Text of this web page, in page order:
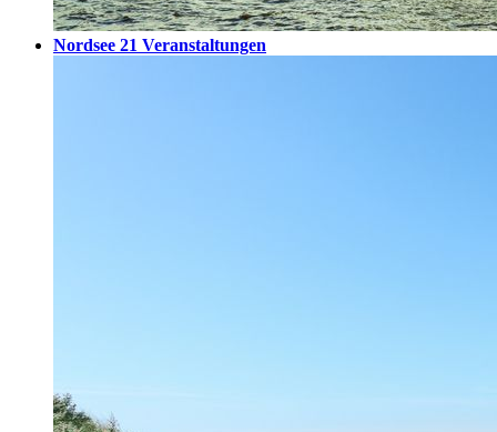
Nordsee 21 Veranstaltungen